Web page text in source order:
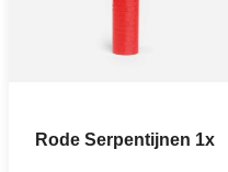
Rode Serpentijnen 1x